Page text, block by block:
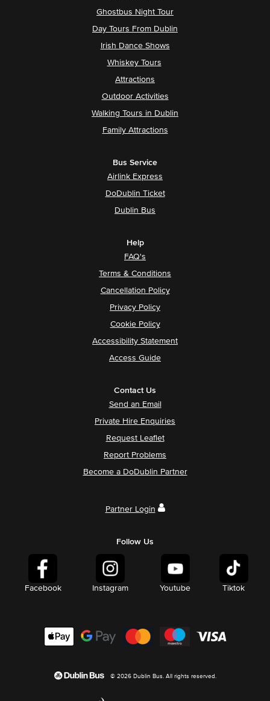
Ghostbus Night Tour
Day Tours From Dublin
Irish Dance Shows
Whiskey Tours
Attractions
Outdoor Activities
Walking Tours in Dublin
Family Attractions
Bus Service
Airlink Express
DoDublin Ticket
Dublin Bus
Help
FAQ's
Terms & Conditions
Cancellation Policy
Privacy Policy
Cookie Policy
Accessibility Statement
Access Guide
Contact Us
Send an Email
Private Hire Enquiries
Request Leaflet
Report Problems
Become a DoDublin Partner
Partner Login
Follow Us
Facebook Instagram Youtube Tiktok
© 2026 Dublin Bus. All rights reserved.